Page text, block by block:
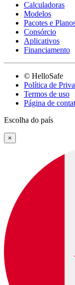
Calculadoras
Modelos
Pacotes e
Consórcio
Aplicativos
Financiamento
© HelloSafe
Política de
Termos de uso
Página de
Escolha do país
×